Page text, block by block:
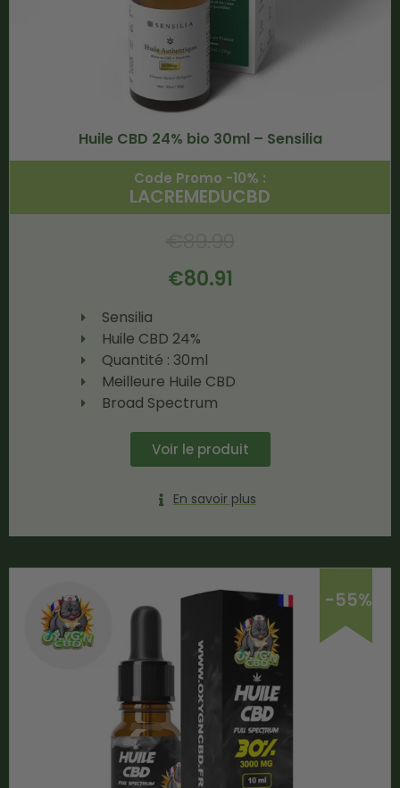
Huile CBD 24% bio 30ml – Sensilia
Code Promo -10% :
LACREMEDUCBD
€80.91
Sensilia
Huile CBD 24%
Quantité : 30ml
Meilleure Huile CBD
Broad Spectrum
Voir le produit
En savoir plus
-55%